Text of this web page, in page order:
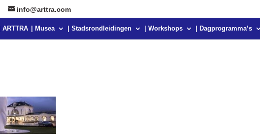
info@arttra.com
| ARTTRA | Musea | Stadsrondleidingen | Workshops | Dagprogramma’s